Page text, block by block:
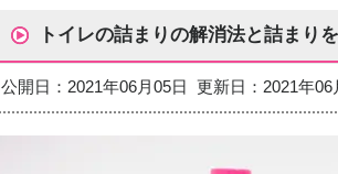
トイレの詰まりの解消法と詰まり
公開日：2021年06月05日 更新日：2021年06